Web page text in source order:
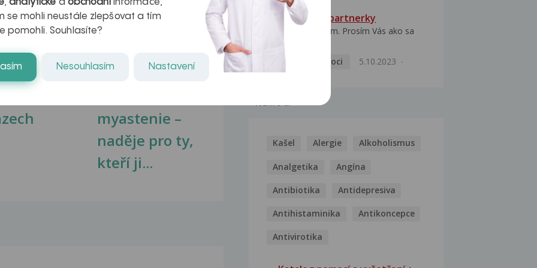
Inovativní
myastenie –
naděje pro ty,
kteří ji...
HPV typ 52 u partnerky
Dobrý deň prajem. Prosím Vás ako sa
Pohlavní nemoci
5.10.2023
NEMOCI
Kašel Alergie Alkoholismus
Analgetika Angína
Antibiotika Antidepresiva
Antihistaminika Antikoncepce
Antivirotika
,analytické a obchodníinformace,
se mohli neustále zlepšovat a tím
pomohli. Souhlasíte?
Nesouhlasím Nastavení